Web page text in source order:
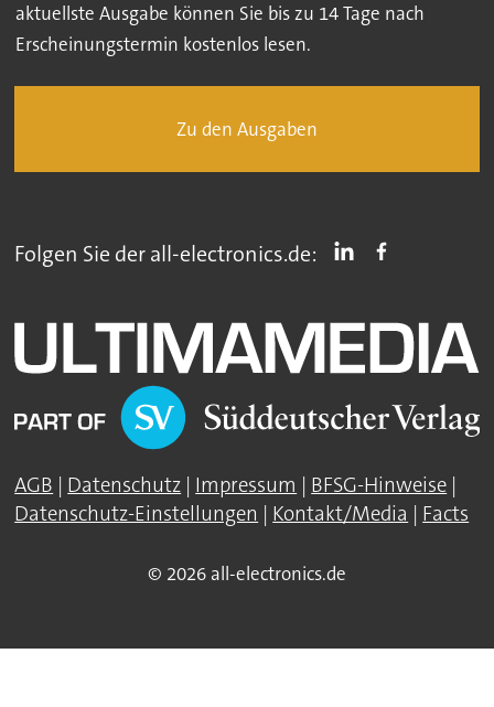
aktuellste Ausgabe können Sie bis zu 14 Tage nach
Erscheinungstermin kostenlos lesen.
Zu den Ausgaben
Folgen Sie der all-electronics.de:
AGB | Datenschutz | Impressum | BFSG-Hinweise |
Datenschutz-Einstellungen | Kontakt/Media | Facts
© 2026 all-electronics.de